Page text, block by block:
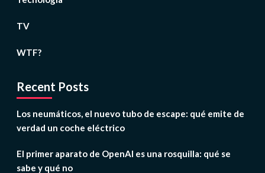
TV
WTF?
Recent Posts
Los neumáticos, el nuevo tubo de escape: qué emite de
verdad un coche eléctrico
El primer aparato de OpenAI es una rosquilla: qué se
sabe y qué no